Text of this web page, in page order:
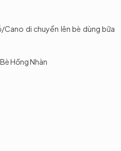
Cano di chuyển lên bè dùng bữa
Hồng Nhàn